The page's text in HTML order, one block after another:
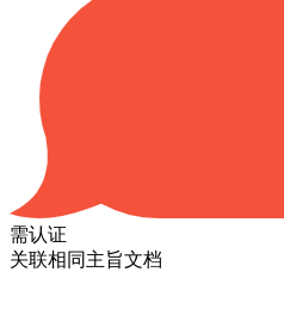
需认证
关联相同主旨文档